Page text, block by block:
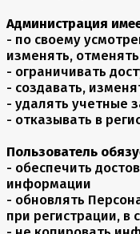
Администрация
- по своему
изменять,
- ограничивать
- создавать,
- удалять учетные
- отказывать в
Пользователь
- обеспечить
информации
- обновлять
при регистрации, в